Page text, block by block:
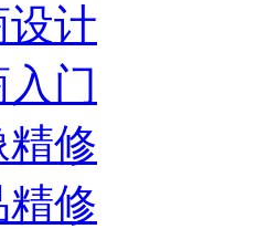
设计
门
精修
精修